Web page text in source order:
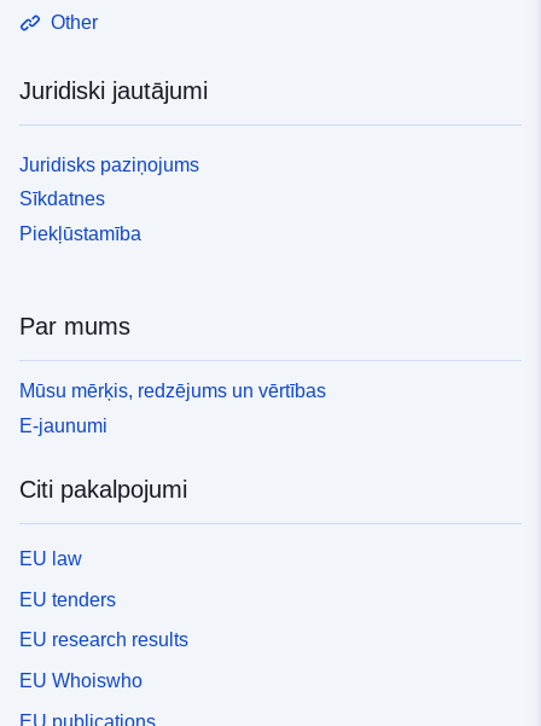
Other
Juridiski jautājumi
Juridisks paziņojums
Sīkdatnes
Piekļūstamība
Par mums
Mūsu mērķis, redzējums un vērtības
E-jaunumi
Citi pakalpojumi
EU law
EU tenders
EU research results
EU Whoiswho
EU publications